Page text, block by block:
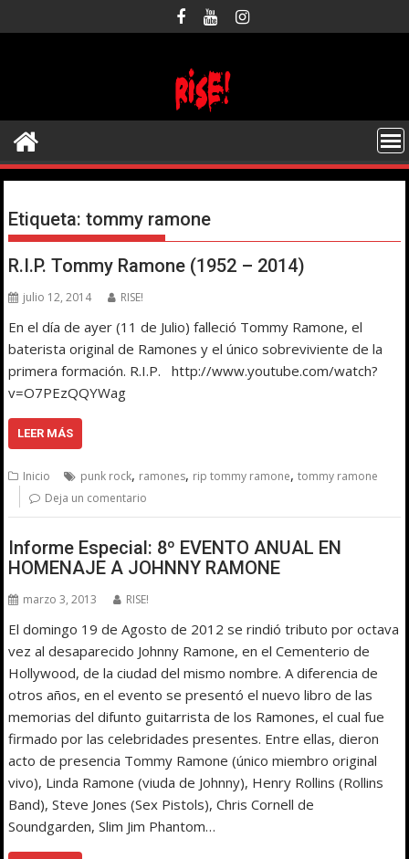
al
Etiqueta:tommy ramone
R.I.P. Tommy Ramone (1952 – 2014)
julio 12, 2014 RISE!
En el día de ayer (11 de Julio) falleció Tommy Ramone, el
baterista original de Ramones y el único sobreviviente de la
primera formación. R.I.P. http://www.youtube.com/watch?
v=O7PEzQQYWag
LEER MÁS
Inicio punk rock, ramones, rip tommy ramone,tommy ramone
Deja un comentario
Informe Especial: 8º EVENTO ANUAL EN
HOMENAJE A JOHNNY RAMONE
marzo 3, 2013 RISE!
El domingo 19 de Agosto de 2012 se rindió tributo por octava
vez al desaparecido Johnny Ramone, en el Cementerio de
Hollywood, de la ciudad del mismo nombre. A diferencia de
otros años, en el evento se presentó el nuevo libro de las
memorias del difunto guitarrista de los Ramones, el cual fue
firmado por las celebridades presentes. Entre ellas, dieron
acto de presencia Tommy Ramone (único miembro original
vivo), Linda Ramone (viuda de Johnny), Henry Rollins (Rollins
Band), Steve Jones (Sex Pistols), Chris Cornell de
Soundgarden, Slim Jim Phantom…